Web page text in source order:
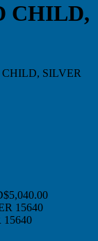
CHILD,
SILVER
5,040.00